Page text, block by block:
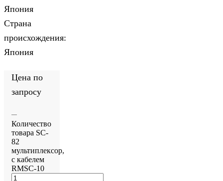
Япония
Страна
происхождения:
Япония
Цена по
запросу
Количество
товара SC-
82
мультиплексор,
c кабелем
RMSC-10